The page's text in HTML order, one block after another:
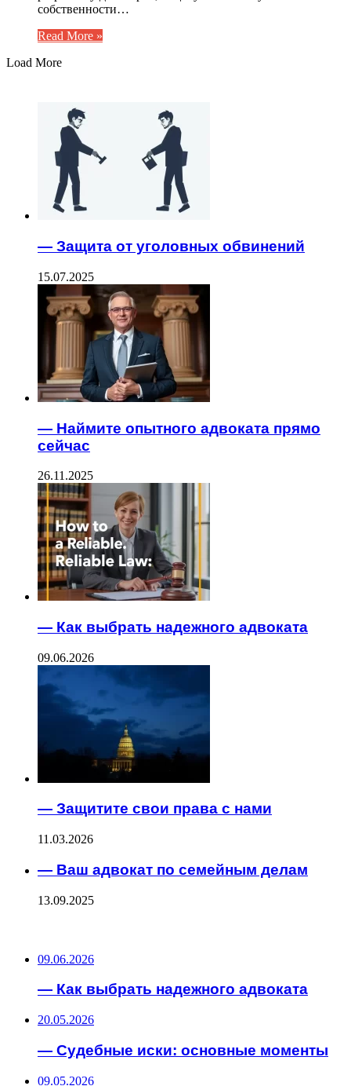
собственности…
Read More »
Load More
— Защита от уголовных обвинений
15.07.2025
— Наймите опытного адвоката прямо
сейчас
26.11.2025
— Как выбрать надежного адвоката
09.06.2026
— Защитите свои права с нами
11.03.2026
— Ваш адвокат по семейным делам
13.09.2025
09.06.2026
— Как выбрать надежного адвоката
20.05.2026
— Судебные иски: основные моменты
09.05.2026